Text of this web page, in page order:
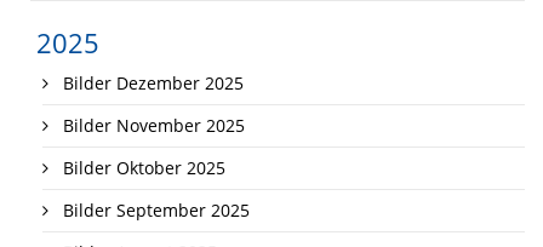
2025
Bilder Dezember 2025
Bilder November 2025
Bilder Oktober 2025
Bilder September 2025